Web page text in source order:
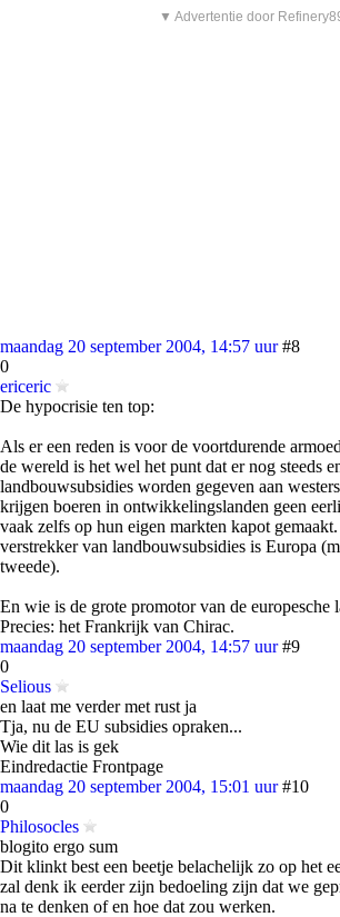
▼ Advertentie door
maandag 20 september 2004, 14:57 uur #8
0
ericeric
De hypocrisie ten top:
Als er een reden is voor de voortdurende
de wereld is het wel het punt dat er nog steeds
landbouwsubsidies worden gegeven aan
krijgen boeren in ontwikkelingslanden geen
vaak zelfs op hun eigen markten kapot
verstrekker van landbouwsubsidies is Europa
tweede).
En wie is de grote promotor van de europesche
Precies: het Frankrijk van Chirac.
maandag 20 september 2004, 14:57 uur #9
0
Selious
en laat me verder met rust ja
Tja, nu de EU subsidies opraken...
Wie dit las is gek
Eindredactie Frontpage
maandag 20 september 2004, 15:01 uur #10
0
Philosocles
blogito ergo sum
Dit klinkt best een beetje belachelijk zo op het
zal denk ik eerder zijn bedoeling zijn dat we
na te denken of en hoe dat zou werken.